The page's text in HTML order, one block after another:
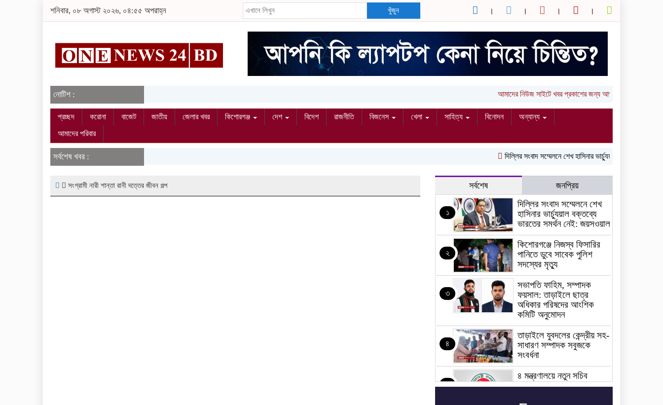
শনিবার, ০৮ অগাস্ট ২০২৬, ০৪:৫৫ অপরাহ্ন খুঁজুন
নোটিশ : আমাদের নিউজ সাইটে খবর প্রকাশের জন্য আপনার লিখা (তথ্য,
প্রচ্ছদ করোনা বাজেট জাতীয় জেলার খবর কিশোরগঞ্জ দেশ বিদেশ রাজনীতি বিজনেস খেলা সাহিত্য বিনোদন
অন্যান্য
আমাদের পরিবার
সর্বশেষ খবর : দিল্লির সংবাদ সম্মেলনে শেখ হাসিনার ভার্চ্যুয়াল বক্তব্যে ভারতের
সংগ্রামী নারী শান্তা রানী দত্তের জীবন গল্প সর্বশেষ জনপ্রিয়
১
দিল্লির সংবাদ সম্মেলনে শেখ
হাসিনার ভার্চ্যুয়াল বক্তব্যে
ভারতের সমর্থন নেই: জয়সওয়াল
২
কিশোরগঞ্জে নিজস্ব ফিসারির
পানিতে ডুবে সাবেক পুলিশ
সদস্যের মৃত্যু
৩
সভাপতি ফাহিম, সম্পাদক
ফয়সাল: তাড়াইলে ছাত্র
অধিকার পরিষদের আংশিক
কমিটি অনুমোদন
৪
তাড়াইলে যুবদলের কেন্দ্রীয় সহ-
সাধারণ সম্পাদক সবুজকে
সংবর্ধনা
৫
৪ মন্ত্রণালয়ে নতুন সচিব
নিয়োগ, ২ জনের পদোন্নতি